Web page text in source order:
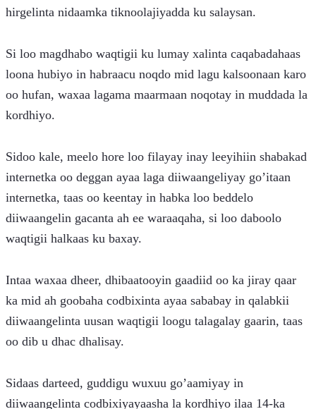
hirgelinta nidaamka tiknoolajiyadda ku salaysan.
Si loo magdhabo waqtigii ku lumay xalinta caqabadahaas
loona hubiyo in habraacu noqdo mid lagu kalsoonaan karo
oo hufan, waxaa lagama maarmaan noqotay in muddada la
kordhiyo.
Sidoo kale, meelo hore loo filayay inay leeyihiin shabakad
internetka oo deggan ayaa laga diiwaangeliyay go’itaan
internetka, taas oo keentay in habka loo beddelo
diiwaangelin gacanta ah ee waraaqaha, si loo daboolo
waqtigii halkaas ku baxay.
Intaa waxaa dheer, dhibaatooyin gaadiid oo ka jiray qaar
ka mid ah goobaha codbixinta ayaa sababay in qalabkii
diiwaangelinta uusan waqtigii loogu talagalay gaarin, taas
oo dib u dhac dhalisay.
Sidaas darteed, guddigu wuxuu go’aamiyay in
diiwaangelinta codbixiyayaasha la kordhiyo ilaa 14-ka